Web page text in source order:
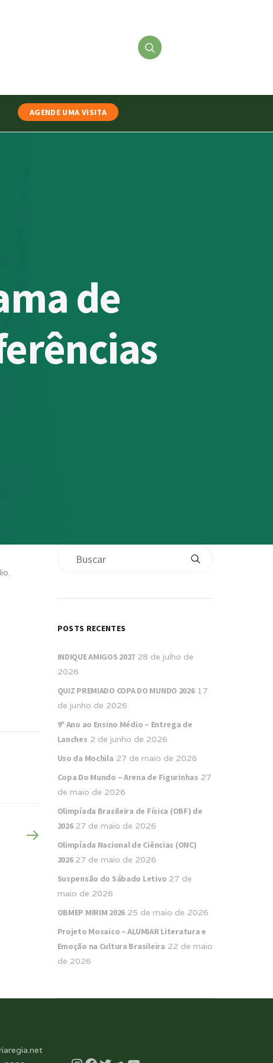
AGENDE UMA VISITA
de
POSTS RECENTES
INDIQUE AMIGOS 2027 28 de julho de
2026
QUIZ PREMIADO COPA DO MUNDO 2026 17
de junho de 2026
9º Ano ao Ensino Médio – Entrega de
Lanches 2 de junho de 2026
Uso da Mochila 27 de maio de 2026
Copa Do Mundo – Arena de Figurinhas 27
de maio de 2026
Olimpíada Brasileira de Física (OBF) de
2026 27 de maio de 2026
Olimpíada Nacional de Ciências (ONC)
2026 27 de maio de 2026
Suspensão do Sábado Letivo 27 de
maio de 2026
OBMEP MIRIM 2026 25 de maio de 2026
Projeto Mosaico – ALUMIAR Literatura e
Emoção na Cultura Brasileira 22 de maio
de 2026